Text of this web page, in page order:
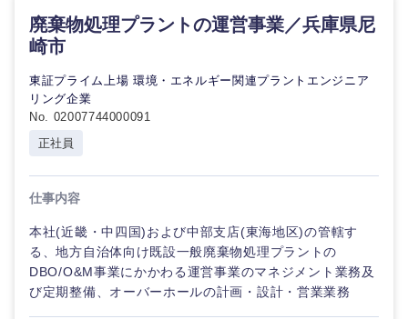
廃棄物処理プラントの運営事業／兵庫県尼
崎市
東証プライム上場 環境・エネルギー関連プラントエンジニア
リング企業
No. 02007744000091
正社員
仕事内容
本社(近畿・中四国)および中部支店(東海地区)の管轄す
る、地方自治体向け既設一般廃棄物処理プラントの
DBO/O&M事業にかかわる運営事業のマネジメント業務及
び定期整備、オーバーホールの計画・設計・営業業務